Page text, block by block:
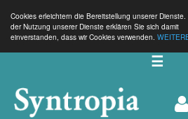
Cookies erleichtern die Bereitstellung unserer Dienste.
der Nutzung unserer Dienste erklären Sie sich damit
einverstanden, dass wir Cookies verwenden.
☰